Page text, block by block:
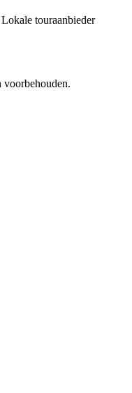
Lokale touraanbieder